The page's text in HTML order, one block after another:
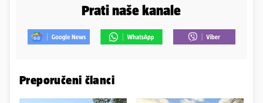
Prati naše kanale
Preporučeni članci